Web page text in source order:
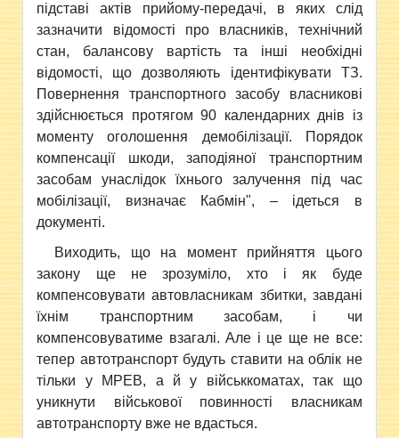
підставі актів прийому-передачі, в яких слід
зазначити відомості про власників, технічний
стан, балансову вартість та інші необхідні
відомості, що дозволяють ідентифікувати ТЗ.
Повернення транспортного засобу власникові
здійснюється протягом 90 календарних днів із
моменту оголошення демобілізації. Порядок
компенсації шкоди, заподіяної транспортним
засобам унаслідок їхнього залучення під час
мобілізації, визначає Кабмін", – ідеться в
документі.
Виходить, що на момент прийняття цього
закону ще не зрозуміло, хто і як буде
компенсовувати автовласникам збитки, завдані
їхнім транспортним засобам, і чи
компенсовуватиме взагалі. Але і це ще не все:
тепер автотранспорт будуть ставити на облік не
тільки у МРЕВ, а й у військкоматах, так що
уникнути військової повинності власникам
автотранспорту вже не вдасться.